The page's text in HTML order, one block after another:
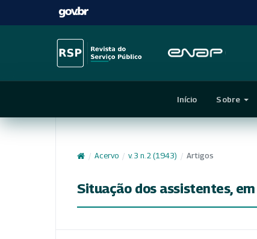
Início Sobre
/ Acervo / v. 3 n. 2 (1943) / Artigos
Situação dos assistentes,